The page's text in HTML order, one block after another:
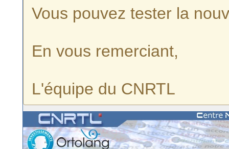
Vous pouvez tester la
En vous remerciant,
L'équipe du CNRTL